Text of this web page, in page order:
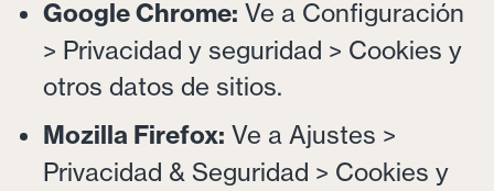
Google Chrome: Ve a Configuración
> Privacidad y seguridad > Cookies y
otros datos de sitios.
Mozilla Firefox: Ve a Ajustes >
Privacidad & Seguridad > Cookies y